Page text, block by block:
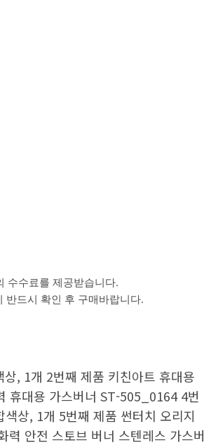
수수료를 제공받습니다.
반드시 확인 후 구매바랍니다.
, 1개 2번째 제품 키친아트 휴대용
휴대용 가스버너 ST-505_0164 4번
상, 1개 5번째 제품 썬터치 오리지
안전 스토브 버너 스텐레스 가스버